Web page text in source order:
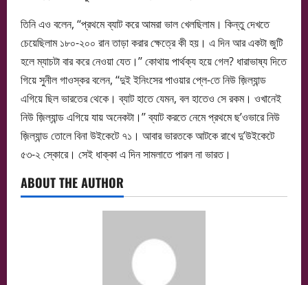
তিনি এও বলেন, ‘‘প্রথমে ব্যাট করে আমরা ভাল খেলছিলাম। কিন্তু দেখতে
চেয়েছিলাম ১৮০-২০০ রান তাড়া করার ক্ষেত্রে কী হয়। এ দিন আর একটা জুটি
হলে ম্যাচটা বার করে নেওয়া যেত।’’ কোথায় পার্থক্য হয়ে গেল? ধারাভাষ্য দিতে
গিয়ে সুনীল গাওস্কর বলেন, ‘‘দুই ইনিংসের পাওয়ার প্লে-তে নিউ জ়িল্যান্ড
এগিয়ে ছিল ভারতের থেকে। ব্যাট হাতে যেমন, বল হাতেও সে রকম। ওখানেই
নিউ জ়িল্যান্ড এগিয়ে যায় অনেকটা।’’ ব্যাট করতে নেমে প্রথমে ছ’ওভারে নিউ
জ়িল্যান্ড তোলে বিনা উইকেটে ৭১। আবার ভারতকে আটকে রাখে দু’উইকেটে
৫৩-২ স্কোরে। সেই ধাক্কা এ দিন সামলাতে পারল না ভারত।
ABOUT THE AUTHOR